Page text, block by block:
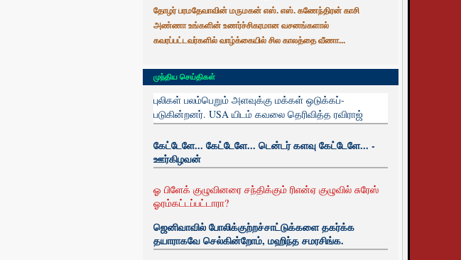
தோழர் பரமதேவாவின் மருமகன் எஸ். எஸ். கணேந்திரன் காசி
அண்ணா உங்களின் உணர்ச்சிகரமான வசனங்களால்
கவரப்பட்டவர்களில் வாழ்க்கையில் சில காலத்தை வீணா...
முந்திய செய்திகள்
புலிகள் பலம்பெறும் அளவுக்கு மக்கள் ஒடுக்கப்-
படுகின்றனர். USA யிடம் கவலை தெரிவித்த ரவிராஜ்
கேட்டேளே... கேட்டேளே... டென்டர் களவு கேட்டேளே... -
ஊர்கிழவன்
ஓ பிளேக் குழுவினரை சந்திக்கும் ரிஎன்ஏ குழுவில் சுரேஸ்
ஓரம்கட்டப்பட்டாரா?
ஜெனிவாவில் போலிக்குற்றச்சாட்டுக்களை தகர்க்க
தயாராகவே செல்கின்றோம், மஹிந்த சமரசிங்க.